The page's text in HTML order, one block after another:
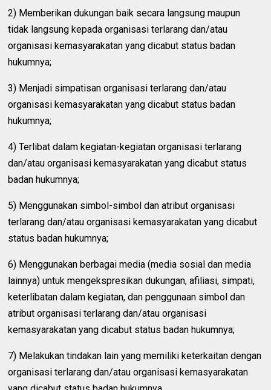
2) Memberikan dukungan baik secara langsung maupun
tidak langsung kepada organisasi terlarang dan/atau
organisasi kemasyarakatan yang dicabut status badan
hukumnya;
3) Menjadi simpatisan organisasi terlarang dan/atau
organisasi kemasyarakatan yang dicabut status badan
hukumnya;
4) Terlibat dalam kegiatan-kegiatan organisasi terlarang
dan/atau organisasi kemasyarakatan yang dicabut status
badan hukumnya;
5) Menggunakan simbol-simbol dan atribut organisasi
terlarang dan/atau organisasi kemasyarakatan yang dicabut
status badan hukumnya;
6) Menggunakan berbagai media (media sosial dan media
lainnya) untuk mengekspresikan dukungan, afiliasi, simpati,
keterlibatan dalam kegiatan, dan penggunaan simbol dan
atribut organisasi terlarang dan/atau organisasi
kemasyarakatan yang dicabut status badan hukumnya;
7) Melakukan tindakan lain yang memiliki keterkaitan dengan
organisasi terlarang dan/atau organisasi kemasyarakatan